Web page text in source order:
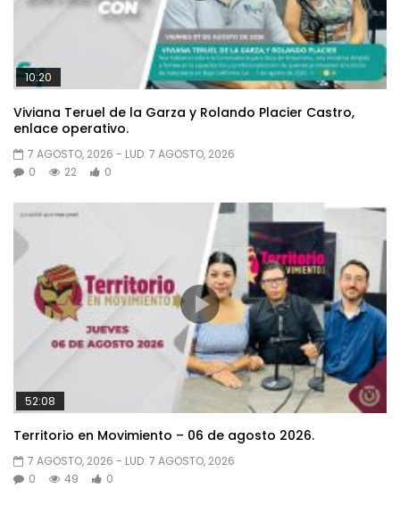
10:20
Viviana Teruel de la Garza y Rolando Placier Castro,
enlace operativo.
7 AGOSTO, 2026 - LUD: 7 AGOSTO, 2026
0
22 0
52:08
Territorio en Movimiento – 06 de agosto 2026.
7 AGOSTO, 2026 - LUD: 7 AGOSTO, 2026
0
49 0